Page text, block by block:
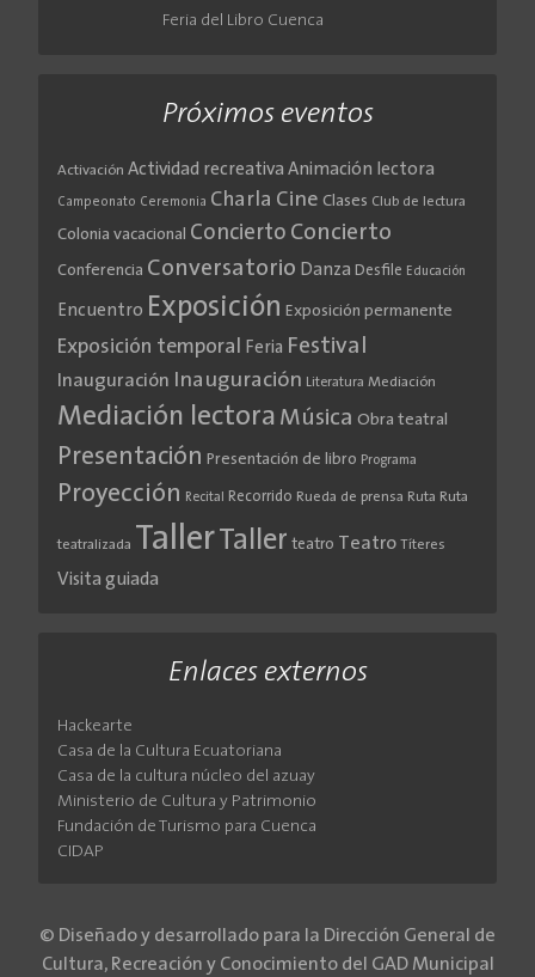
Feria del Libro Cuenca
Próximos eventos
Activación Actividad recreativa Animación lectora
Campeonato Ceremonia Charla Cine Clases Club de lectura
Colonia vacacional Concierto Concierto
Conferencia Conversatorio Danza Desfile Educación
Encuentro Exposición Exposición permanente
Exposición temporal Feria Festival
Inauguración Inauguración Literatura Mediación
Mediación lectora Música Obra teatral
Presentación Presentación de libro Programa
Proyección Recital Recorrido Rueda de prensa Ruta Ruta
teatralizada TallerTaller teatro Teatro Títeres
Visita guiada
Enlaces externos
Hackearte
Casa de la Cultura Ecuatoriana
Casa de la cultura núcleo del azuay
Ministerio de Cultura y Patrimonio
Fundación de Turismo para Cuenca
CIDAP
© Diseñado y desarrollado para la Dirección General de
Cultura, Recreación y Conocimiento del GAD Municipal